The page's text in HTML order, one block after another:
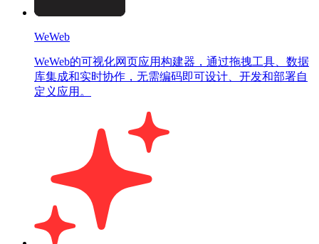
WeWeb
WeWeb的可视化网页应用构建器，通过拖拽工具、数据
库集成和实时协作，无需编码即可设计、开发和部署自
定义应用。